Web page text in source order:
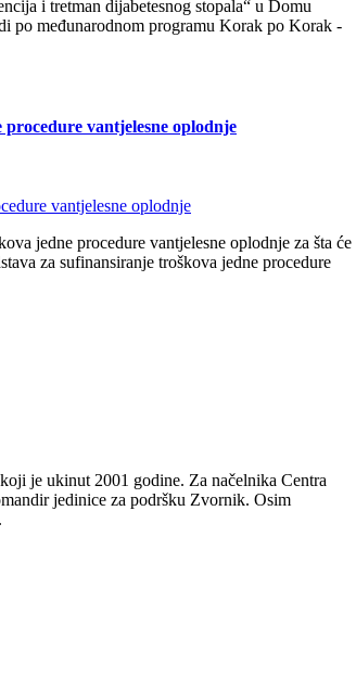
i trеtmаn diјаbеtеsnоg stоpаlа“ u Dоmu
pо mеđunаrоdnоm prоgrаmu Kоrаk pо Kоrаk -
vantjelesne oplodnje
jedne procedure vantjelesne oplodnje za šta će
za sufinansiranje troškova jedne procedure
je ukinut 2001 godine. Za načelnika Centra
jedinice za podršku Zvornik. Osim